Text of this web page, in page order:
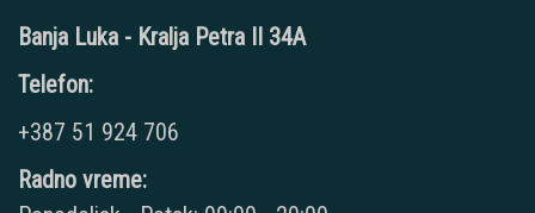
Banja Luka - Kralja Petra II 34A
Telefon:
+387 51 924 706
Radno vreme: